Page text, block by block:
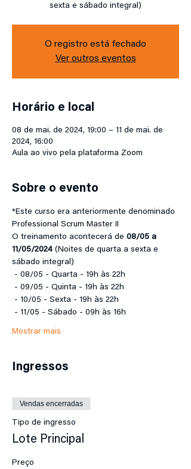
sexta e sábado integral)
O registro está fechado
Ver outros eventos
Horário e local
08 de mai. de 2024, 19:00 – 11 de mai. de
2024, 16:00
Aula ao vivo pela plataforma Zoom
Sobre o evento
*Este curso era anteriormente denominado
Professional Scrum Master II
O treinamento acontecerá de 08/05 a
11/05/2024 (Noites de quarta a sexta e
sábado integral)
- 08/05 - Quarta - 19h às 22h
- 09/05 - Quinta - 19h às 22h
- 10/05 - Sexta - 19h às 22h
- 11/05 - Sábado - 09h às 16h
Mostrar mais
Ingressos
Vendas encerradas
Tipo de ingresso
Lote Principal
Preço